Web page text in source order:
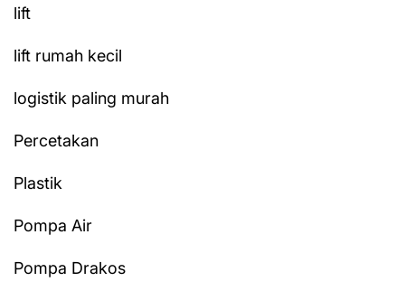
lift
lift rumah kecil
logistik paling murah
Percetakan
Plastik
Pompa Air
Pompa Drakos